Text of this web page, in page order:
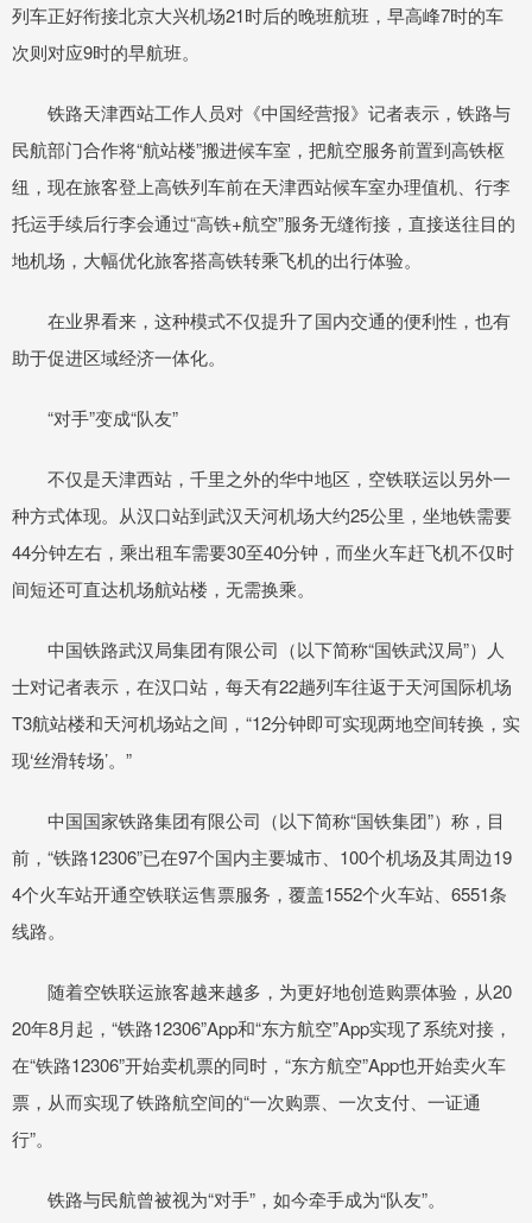
列车正好衔接北京大兴机场21时后的晚班航班，早高峰7时的车
次则对应9时的早航班。
铁路天津西站工作人员对《中国经营报》记者表示，铁路与
民航部门合作将“航站楼”搬进候车室，把航空服务前置到高铁枢
纽，现在旅客登上高铁列车前在天津西站候车室办理值机、行李
托运手续后行李会通过“高铁+航空”服务无缝衔接，直接送往目的
地机场，大幅优化旅客搭高铁转乘飞机的出行体验。
在业界看来，这种模式不仅提升了国内交通的便利性，也有
助于促进区域经济一体化。
“对手”变成“队友”
不仅是天津西站，千里之外的华中地区，空铁联运以另外一
种方式体现。从汉口站到武汉天河机场大约25公里，坐地铁需要
44分钟左右，乘出租车需要30至40分钟，而坐火车赶飞机不仅时
间短还可直达机场航站楼，无需换乘。
中国铁路武汉局集团有限公司（以下简称“国铁武汉局”）人
士对记者表示，在汉口站，每天有22趟列车往返于天河国际机场
T3航站楼和天河机场站之间，“12分钟即可实现两地空间转换，实
现‘丝滑转场’。”
中国国家铁路集团有限公司（以下简称“国铁集团”）称，目
前，“铁路12306”已在97个国内主要城市、100个机场及其周边19
4个火车站开通空铁联运售票服务，覆盖1552个火车站、6551条
线路。
随着空铁联运旅客越来越多，为更好地创造购票体验，从20
20年8月起，“铁路12306”App和“东方航空”App实现了系统对接，
在“铁路12306”开始卖机票的同时，“东方航空”App也开始卖火车
票，从而实现了铁路航空间的“一次购票、一次支付、一证通
行”。
铁路与民航曾被视为“对手”，如今牵手成为“队友”。